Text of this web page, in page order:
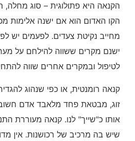
הקנאה היא פתולוגית – סוג מחלה,
הקו האדום הוא אם ישנה אלימות
מחייב נקיטת צעדים. לפעמים יש
ישנם מקרים ששווה להילחם על
לטיפול ובמקרים אחרים שווה
קנאה רומנטית, או כפי שנהוג
זוג, מבטאת פחד מלאבד אדם חשוב
אותו כ"שייך" לנו. קנאה מעוררת
שיש בה מרכיב של רכושנות. אין